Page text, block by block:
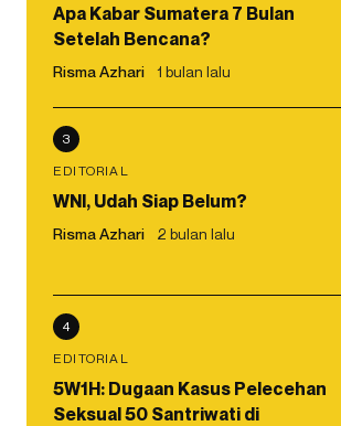
Apa Kabar Sumatera 7 Bulan
Setelah Bencana?
Risma Azhari 1 bulan lalu
3
EDITORIAL
WNI, Udah Siap Belum?
Risma Azhari 2 bulan lalu
4
EDITORIAL
5W1H: Dugaan Kasus Pelecehan
Seksual 50 Santriwati di